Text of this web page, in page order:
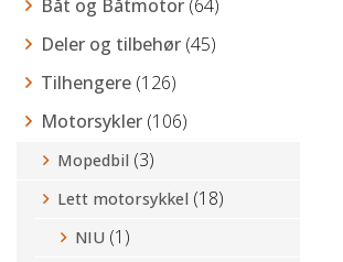
Båt og Båtmotor (64)
Deler og tilbehør (45)
Tilhengere (126)
Motorsykler (106)
Mopedbil (3)
Lett motorsykkel (18)
NIU (1)